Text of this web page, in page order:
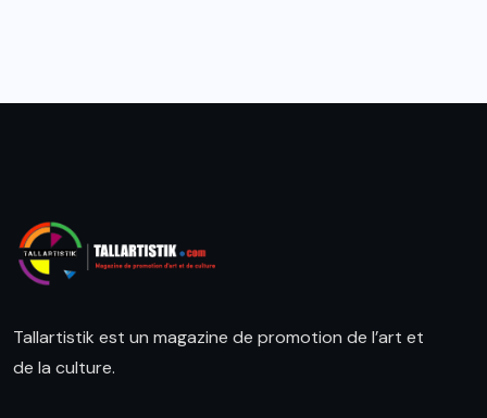
Tallartistik est un magazine de promotion de l’art et
de la culture.